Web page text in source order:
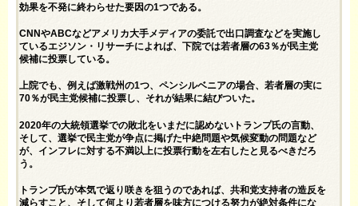
効果を不発に終わらせた要因の1つである。
CNNやABCなどアメリカ大手メディアの委託で出口調査などを実施し
ているエジソン・リサーチによれば、下院では若者層の63％が民主党
候補に投票している。
上院でも、例えば激戦州の1つ、ペンシルベニアの場合、若者層の実に
70％が民主党候補に投票し、それが結果に結びついた。
2020年の大統領選挙での敗北をいまだに認めないトランプ氏の言動、
そして、選挙で民主党が争点に掲げた中絶問題や気候変動の問題など
が、インフレに対する不満以上に投票行動を左右したと見るべきだろ
う。
トランプ氏が本気で返り咲きを狙うのであれば、共和党支持者の造反を
減らすこと、そして何より若者層を味方につける努力が絶対条件にな